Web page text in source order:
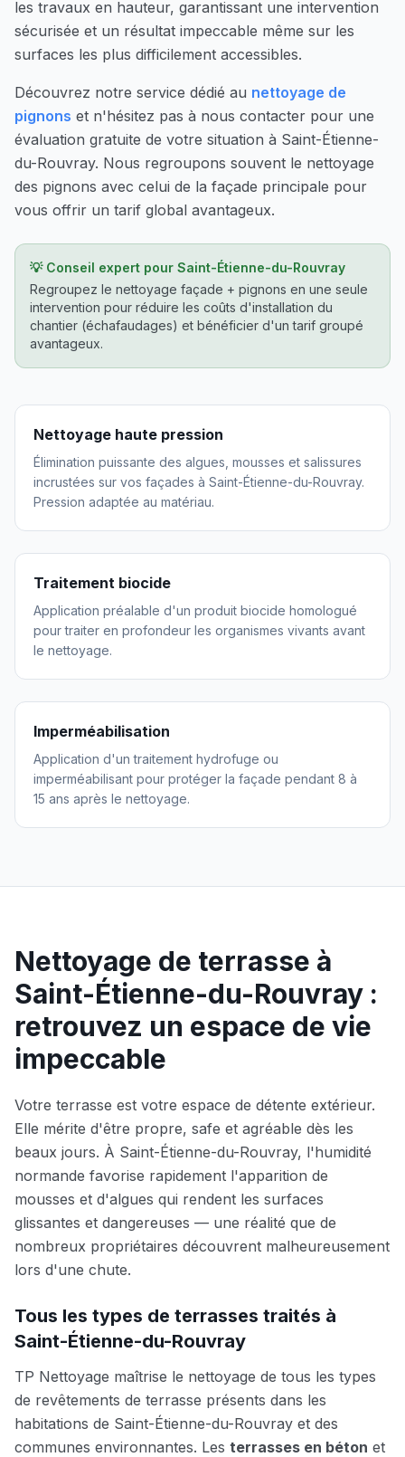
les travaux en hauteur, garantissant une intervention
sécurisée et un résultat impeccable même sur les
surfaces les plus difficilement accessibles.
Découvrez notre service dédié au nettoyage de
pignons et n'hésitez pas à nous contacter pour une
évaluation gratuite de votre situation à Saint-Étienne-
du-Rouvray. Nous regroupons souvent le nettoyage
des pignons avec celui de la façade principale pour
vous offrir un tarif global avantageux.
💡 Conseil expert pour Saint-Étienne-du-Rouvray
Regroupez le nettoyage façade + pignons en une seule
intervention pour réduire les coûts d'installation du
chantier (échafaudages) et bénéficier d'un tarif groupé
avantageux.
Nettoyage haute pression
Élimination puissante des algues, mousses et salissures
incrustées sur vos façades à Saint-Étienne-du-Rouvray.
Pression adaptée au matériau.
Traitement biocide
Application préalable d'un produit biocide homologué
pour traiter en profondeur les organismes vivants avant
le nettoyage.
Imperméabilisation
Application d'un traitement hydrofuge ou
imperméabilisant pour protéger la façade pendant 8 à
15 ans après le nettoyage.
Nettoyage de terrasse à
Saint-Étienne-du-Rouvray :
retrouvez un espace de vie
impeccable
Votre terrasse est votre espace de détente extérieur.
Elle mérite d'être propre, safe et agréable dès les
beaux jours. À Saint-Étienne-du-Rouvray, l'humidité
normande favorise rapidement l'apparition de
mousses et d'algues qui rendent les surfaces
glissantes et dangereuses — une réalité que de
nombreux propriétaires découvrent malheureusement
lors d'une chute.
Tous les types de terrasses traités à
Saint-Étienne-du-Rouvray
TP Nettoyage maîtrise le nettoyage de tous les types
de revêtements de terrasse présents dans les
habitations de Saint-Étienne-du-Rouvray et des
communes environnantes. Les terrasses en béton et